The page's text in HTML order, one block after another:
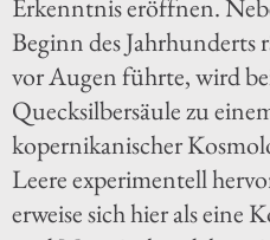
Erkenntnis eröffnen.
Beginn des
vor Augen führte, wird
Quecksilbersäule zu
kopernikanischer
Leere experimentell
erweise sich hier als eine